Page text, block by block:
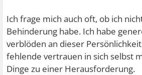
Ich frage mich auch oft, ob ich
Behinderung habe. Ich habe
verblöden an dieser
fehlende vertrauen in sich selbst
Dinge zu einer Herausforderung.